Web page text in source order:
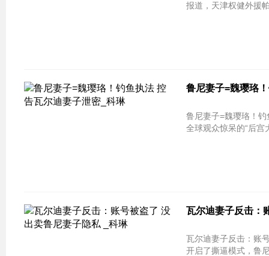
报道，天津权健外援
鲁尼妻子=魏璎珞
鲁尼妻子=魏璎珞！钓鱼执法 控告瓦
全球观众惊呆的“后宫
瓦尔迪妻子反击：
瓦尔迪妻子反击：账号被盗了 没出
开启了撕逼模式，鲁